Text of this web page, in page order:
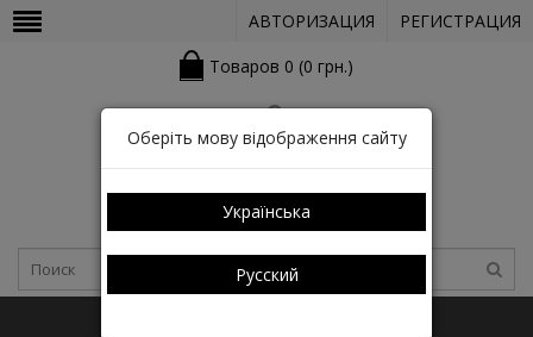
АВТОРИЗАЦИЯ
РЕГИСТРАЦИЯ
Товаров 0 (0 грн.)
Оберіть мову відображення сайту
Українська
Русский